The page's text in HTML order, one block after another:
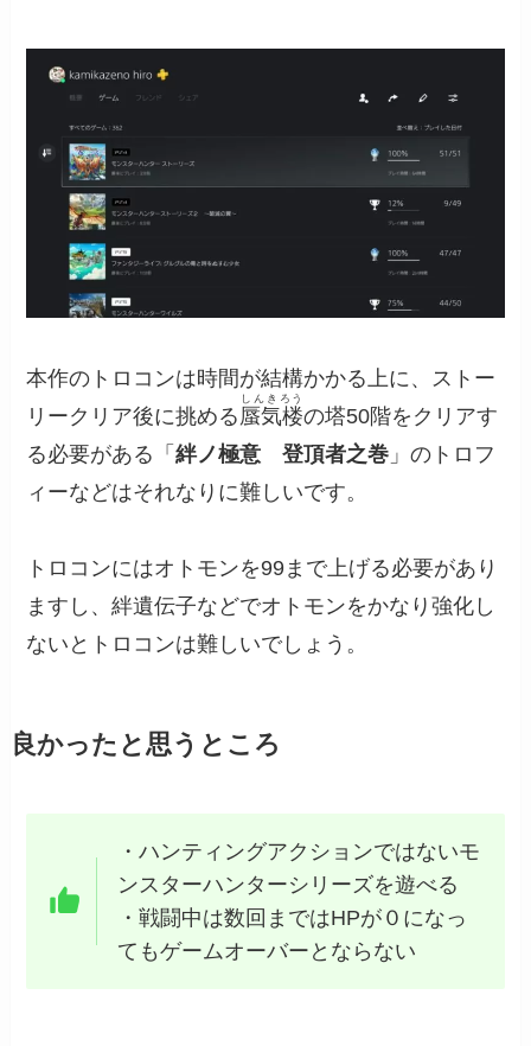
本作のトロコンは時間が結構かかる上に、ストー
リークリア後に挑める蜃気楼
しんきろう
の塔50階をクリアす
る必要がある「絆ノ極意 登頂者之巻 」のトロフ
ィーなどはそれなりに難しいです。
トロコンにはオトモンを99まで上げる必要があり
ますし、絆遺伝子などでオトモンをかなり強化し
ないとトロコンは難しいでしょう。
良かったと思うところ
・ハンティングアクションではないモ
ンスターハンターシリーズを遊べる
・戦闘中は数回まではHPが０になっ
てもゲームオーバーとならない